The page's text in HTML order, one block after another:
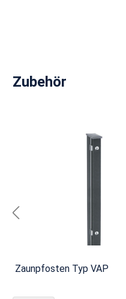
Produktgalerie überspringen
Zubehör
Zaunpfosten Typ VAP